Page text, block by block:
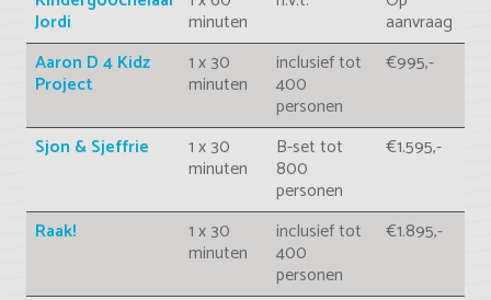
Jordi minuten
aanvraag
Aaron D 4 Kidz
Project
1 x 30
minuten
inclusief tot
400
personen
€995,-
Sjon & Sjeffrie 1 x 30
minuten
B-set tot
800
personen
€1.595,-
Raak! 1 x 30
minuten
inclusief tot
400
personen
€1.895,-